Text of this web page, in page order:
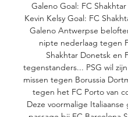
Galeno Goal: FC
Kevin Kelsy Goal: FC
Galeno Antwerpse
nipte nederlaag tegen
Shakhtar Donetsk en
tegenstanders... PSG wil
missen tegen Borussia
tegen het FC Porto van
Deze voormalige